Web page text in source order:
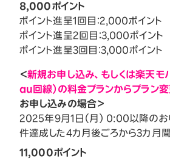
8,000ポイント
ポイント進呈1回目：2,000ポイント
ポイント進呈2回目：3,000ポイント
ポイント進呈3回目：3,000ポイント
＜新規お申し込み、もしくは楽天モバ
au回線）の料金プランからプラン変
お申し込みの場合＞
2025年9月1日（月） 0:00以降のお
件達成した4カ月後ごろから3カ月
11,000ポイント